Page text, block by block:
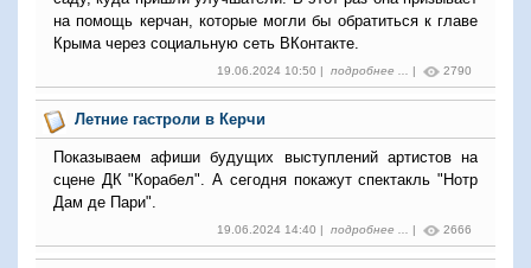
на помощь керчан, которые могли бы обратиться к главе
Крыма через социальную сеть ВКонтакте.
19.06.2024 10:50 | подробнее ... | 2790
Летние гастроли в Керчи
Показываем афиши будущих выступлений артистов на
сцене ДК "Корабел". А сегодня покажут спектакль "Нотр
Дам де Пари".
19.06.2024 14:40 | подробнее ... | 2666